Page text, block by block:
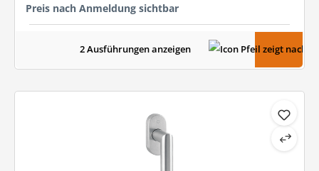
Preis nach Anmeldung sichtbar
2 Ausführungen anzeigen